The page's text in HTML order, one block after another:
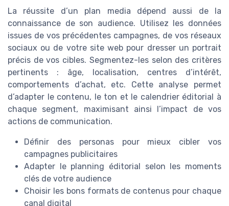
La réussite d’un plan media dépend aussi de la
connaissance de son audience. Utilisez les données
issues de vos précédentes campagnes, de vos réseaux
sociaux ou de votre site web pour dresser un portrait
précis de vos cibles. Segmentez-les selon des critères
pertinents : âge, localisation, centres d’intérêt,
comportements d’achat, etc. Cette analyse permet
d’adapter le contenu, le ton et le calendrier éditorial à
chaque segment, maximisant ainsi l’impact de vos
actions de communication.
Définir des personas pour mieux cibler vos
campagnes publicitaires
Adapter le planning éditorial selon les moments
clés de votre audience
Choisir les bons formats de contenus pour chaque
canal digital